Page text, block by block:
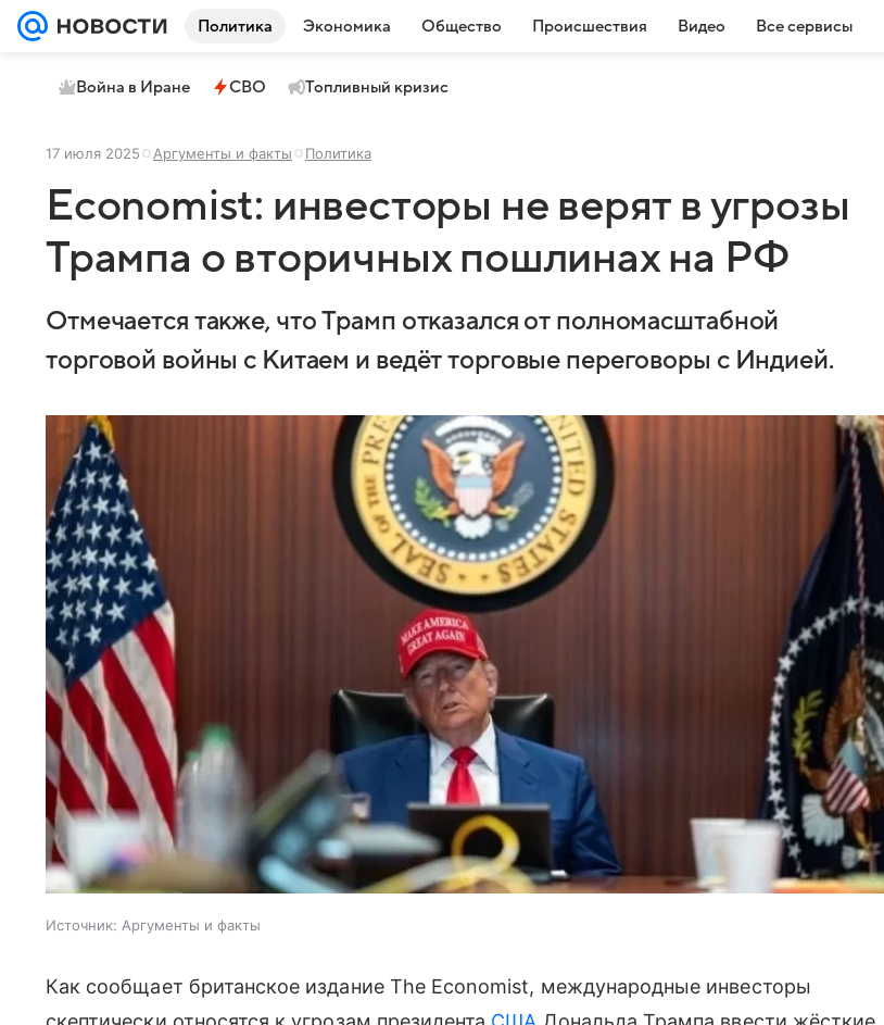
Политика Экономика Общество Происшествия Видео Все сервисы
Война в Иране СВО Топливный кризис
17 июля 2025 Аргументы и факты Политика
Economist: инвесторы не верят в угрозы
Трампа о вторичных пошлинах на РФ
Отмечается также, что Трамп отказался от полномасштабной
торговой войны с Китаем и ведёт торговые переговоры с Индией.
Источник: Аргументы и факты
Как сообщает британское издание The Economist, международные инвесторы